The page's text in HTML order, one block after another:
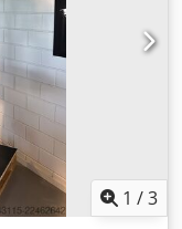
1 /3